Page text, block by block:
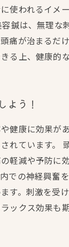
使われるイメ
鍼は、無理
痛が治まるだ
る上、健康的
よう！
健康に効果が
れています。
軽減や予防に
での神経興奮
す。刺激を受
ックス効果も